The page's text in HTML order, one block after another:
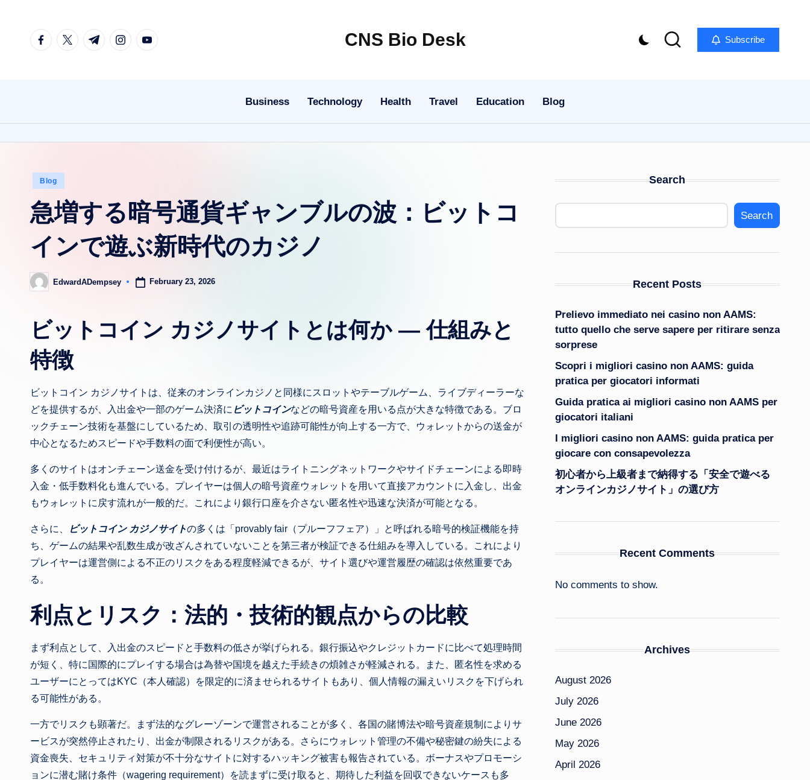
facebook.com
twitter.com
t.me instagram.com
youtube.com CNS Bio Desk
Every
Story
Subscribe
Business Technology Health Travel Education Blog
Posted
Blog
急増する暗号通貨ギャンブルの波：ビットコ
インで遊ぶ新時代のカジノ
Posted
by
EdwardADempsey February 23, 2026
ビットコイン カジノサイトとは何か — 仕組みと
特徴
ビットコイン カジノサイトは、従来のオンラインカジノと同様にスロットやテーブルゲーム、ライブディーラーな
どを提供するが、入出金や一部のゲーム決済に ビットコインなどの暗号資産を用いる点が大きな特徴である。ブロ
ックチェーン技術を基盤にしているため、取引の透明性や追跡可能性が向上する一方で、ウォレットからの送金が
中心となるためスピードや手数料の面で利便性が高い。
多くのサイトはオンチェーン送金を受け付けるが、最近はライトニングネットワークやサイドチェーンによる即時
入金・低手数料化も進んでいる。プレイヤーは個人の暗号資産ウォレットを用いて直接アカウントに入金し、出金
もウォレットに戻す流れが一般的だ。これにより銀行口座を介さない匿名性や迅速な決済が可能となる。
さらに、 ビットコイン カジノサイトの多くは「provably fair（プルーフフェア）」と呼ばれる暗号的検証機能を持
ち、ゲームの結果や乱数生成が改ざんされていないことを第三者が検証できる仕組みを導入している。これにより
プレイヤーは運営側による不正のリスクをある程度軽減できるが、サイト選びや運営履歴の確認は依然重要であ
る。
利点とリスク：法的・技術的観点からの比較
まず利点として、入出金のスピードと手数料の低さが挙げられる。銀行振込やクレジットカードに比べて処理時間
が短く、特に国際的にプレイする場合は為替や国境を越えた手続きの煩雑さが軽減される。また、匿名性を求める
ユーザーにとってはKYC（本人確認）を限定的に済ませられるサイトもあり、個人情報の漏えいリスクを下げられ
る可能性がある。
一方でリスクも顕著だ。まず法的なグレーゾーンで運営されることが多く、各国の賭博法や暗号資産規制によりサ
ービスが突然停止されたり、出金が制限されるリスクがある。さらにウォレット管理の不備や秘密鍵の紛失による
資金喪失、セキュリティ対策が不十分なサイトに対するハッキング被害も報告されている。ボーナスやプロモーシ
ョンに潜む賭け条件（wagering requirement）を読まずに受け取ると、期待した利益を回収できないケースも多
Search
Search
Recent Posts
Prelievo immediato nei casino non AAMS:
tutto quello che serve sapere per ritirare senza
sorprese
Scopri i migliori casino non AAMS: guida
pratica per giocatori informati
Guida pratica ai migliori casino non AAMS per
giocatori italiani
I migliori casino non AAMS: guida pratica per
giocare con consapevolezza
初心者から上級者まで納得する「安全で遊べる
オンラインカジノサイト」の選び方
Recent Comments
No comments to show.
Archives
August 2026
July 2026
June 2026
May 2026
April 2026